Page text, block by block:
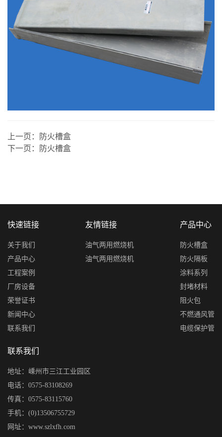
上一页：
防火槽盒
下一页：
防火槽盒
快速链接
关于我们
产品中心
工程案例
厂房设备
荣誉证书
新闻中心
联系我们
友情链接
油气两用燃烧机
油气两用燃烧机
产品中心
防火槽盒
防火隔板
涂料系列
封堵材料
阻火包
不燃通风管
电缆保护管
联系我们
地址：嵊州市三江工业园区
电话：0575-83108269
传真：0575-83115760
手机：(0)13506755729
网址：www.szlxfh.com